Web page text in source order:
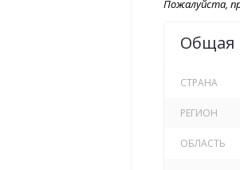
Пожалуйста,
Общая
СТРАНА
РЕГИОН
ОБЛАСТЬ